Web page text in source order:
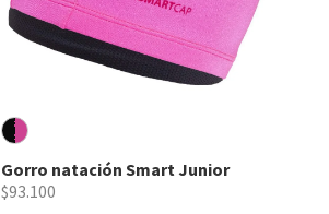
Gorro natación Smart Junior
$93.100